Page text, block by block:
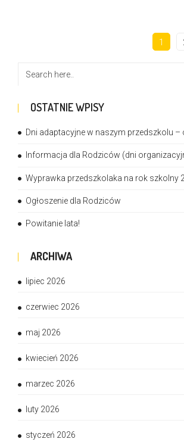
1
OSTATNIE WPISY
Dni adaptacyjne w naszym przedszkolu –
Informacja dla Rodziców (dni
Wyprawka przedszkolaka na rok szkolny
Ogłoszenie dla Rodziców
Powitanie lata!
ARCHIWA
lipiec 2026
czerwiec 2026
maj 2026
kwiecień 2026
marzec 2026
luty 2026
styczeń 2026